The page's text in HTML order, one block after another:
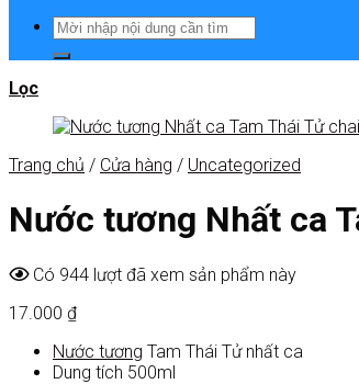
Lọc
Trang chủ / Cửa hàng / Uncategorized
Nước tương Nhất ca
Có 944 lượt đã xem sản phẩm này
17.000 ₫
Nước tương Tam Thái Tử nhất ca
Dung tích 500ml